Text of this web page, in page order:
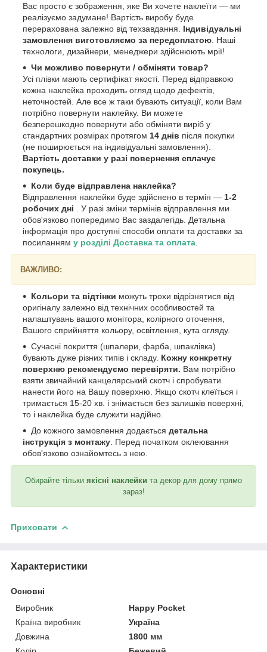
Вас просто є зображення, яке Ви хочете наклеїти — ми
реалізуємо задумане! Вартість виробу буде
перерахована залежно від техзавдання. Індивідуальні
замовлення виготовляємо за передоплатою . Наші
технологи, дизайнери, менеджери здійснюють мрії!
Чи можливо повернути / обміняти товар?
Усі плівки мають сертифікат якості. Перед відправкою
кожна наклейка проходить огляд щодо дефектів,
неточностей. Але все ж таки бувають ситуації, коли Вам
потрібно повернути наклейку. Ви можете
безперешкодно повернути або обміняти виріб у
стандартних розмірах протягом 14 днів після покупки
(не поширюється на індивідуальні замовлення).
Вартість доставки у разі повернення сплачує
покупець.
Коли буде відправлена наклейка?
Відправлення наклейки буде здійснено в термін — 1-2
робочих дні . У разі зміни термінів відправлення ми
обов'язково попередимо Вас заздалегідь. Детальна
інформація про доступні способи оплати та доставки за
посиланням у розділі Доставка та оплата
ВАЖЛИВО:
Кольори та відтінки можуть трохи відрізнятися від
оригіналу залежно від технічних особливостей та
налаштувань вашого монітора, колірного оточення,
Вашого сприйняття кольору, освітлення, кута огляду.
Сучасні покриття (шпалери, фарба, шпаклівка)
бувають дуже різних типів і складу. Кожну конкретну
поверхню рекомендуємо перевіряти. Вам потрібно
взяти звичайний канцелярський скотч і спробувати
нанести його на Вашу поверхню. Якщо скотч клеїться і
тримається 15-20 хв. і знімається без залишків поверхні,
то і наклейка буде служити надійно.
До кожного замовлення додається детальна
інструкція з монтажу . Перед початком оклеювання
обов'язково ознайомтесь з нею.
Обирайте тільки якісні наклейки та декор для дому прямо
зараз!
Приховати
Характеристики
Основні
Виробник
Happy Pocket
Країна виробник
Україна
Довжина
1800 мм